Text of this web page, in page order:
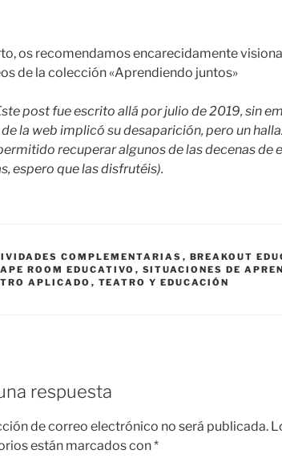
os recomendamos encarecidamente
de la colección «Aprendiendo juntos»
post fue escrito allá por julio de 2019, sin
la web implicó su desaparición, pero un
recuperar algunos de las decenas de
espero que las disfrutéis).
COMPLEMENTARIAS , BREAKOUT
ROOM EDUCATIVO , SITUACIONES DE
APLICADO , TEATRO Y EDUCACIÓN
respuesta
de correo electrónico no será publicada.
están marcados con*